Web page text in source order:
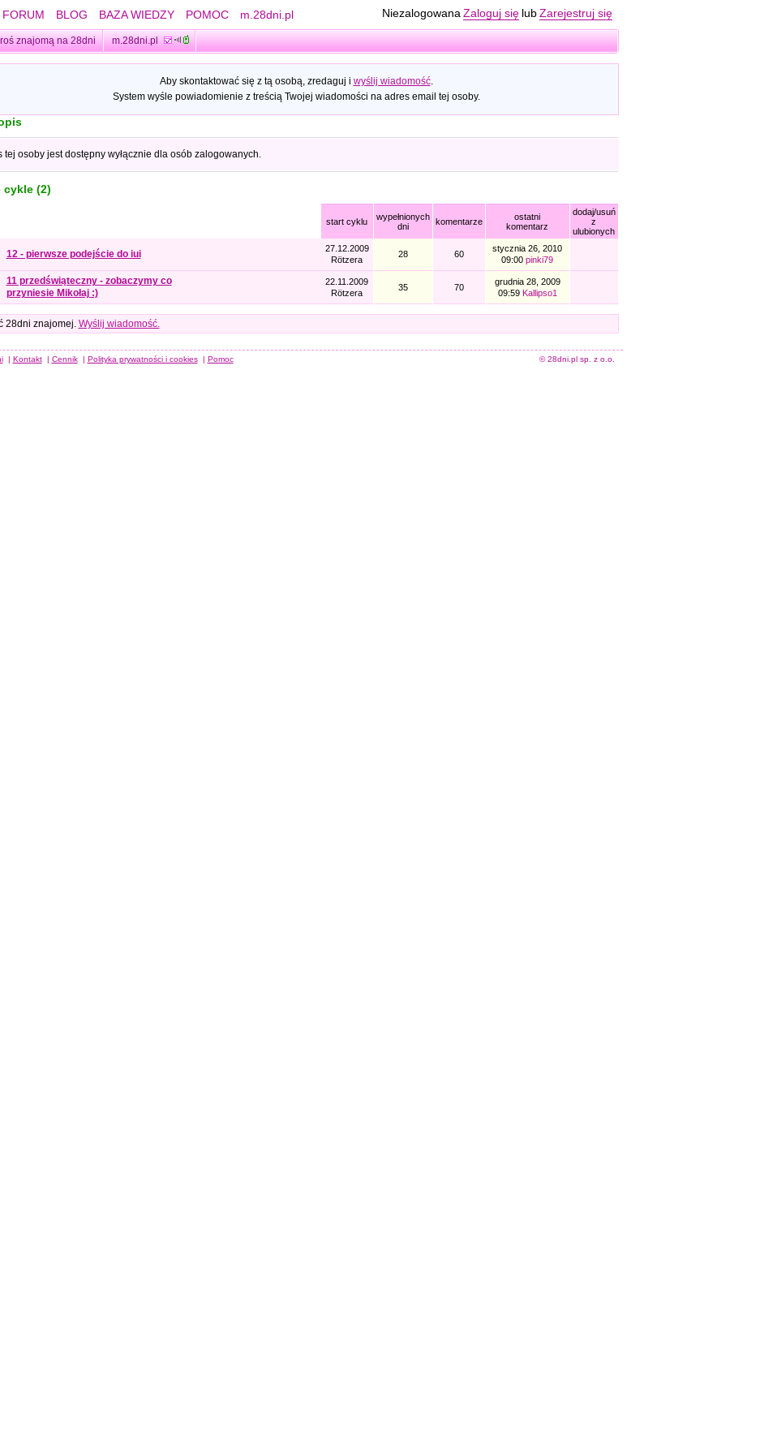
FORUM BLOG BAZA WIEDZY POMOC m.28dni.pl Niezalogowana Zaloguj się lub Zarejestruj się
znajomą na 28dni m.28dni.pl
Aby skontaktować się z tą osobą, zredaguj i wyślij wiadomość.
System wyśle powiadomienie z treścią Twojej wiadomości na adres email tej osoby.
tej osoby jest dostępny wyłącznie dla osób zalogowanych.
cykle (2)
start cyklu
wypełnionych
dni
komentarze
ostatni
komentarz
dodaj/usuń
z
ulubionych
12 - pierwsze podejście do iui
27.12.2009
Rötzera
28 60
stycznia 26, 2010
09:00 pinki79
11 przedświąteczny - zobaczymy co
przyniesie Mikołaj :)
22.11.2009
Rötzera
35 70
grudnia 28, 2009
09:59 Kallipso1
28dni znajomej. Wyślij wiadomość.
| Kontakt | Cennik | Polityka prywatności i cookies | Pomoc © 28dni.pl sp. z o.o.